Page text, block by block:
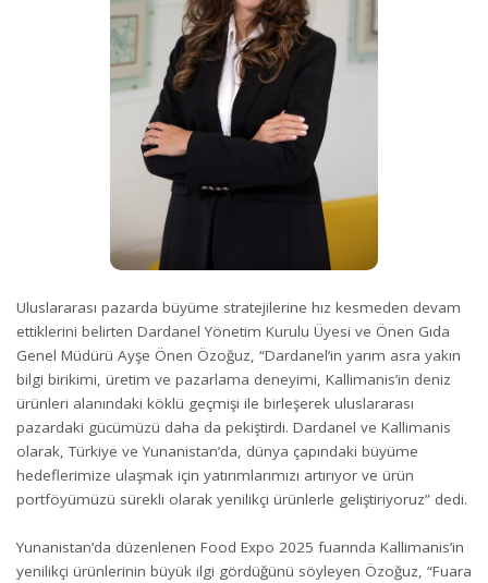
Uluslararası pazarda büyüme stratejilerine hız kesmeden devam
ettiklerini belirten Dardanel Yönetim Kurulu Üyesi ve Önen Gıda
Genel Müdürü Ayşe Önen Özoğuz, “Dardanel’in yarım asra yakın
bilgi birikimi, üretim ve pazarlama deneyimi, Kallimanis’in deniz
ürünleri alanındaki köklü geçmişi ile birleşerek uluslararası
pazardaki gücümüzü daha da pekiştirdi. Dardanel ve Kallimanis
olarak, Türkiye ve Yunanistan’da, dünya çapındaki büyüme
hedeflerimize ulaşmak için yatırımlarımızı artırıyor ve ürün
portföyümüzü sürekli olarak yenilikçi ürünlerle geliştiriyoruz” dedi.
Yunanistan’da düzenlenen Food Expo 2025 fuarında Kallimanis’in
yenilikçi ürünlerinin büyük ilgi gördüğünü söyleyen Özoğuz, “Fuara